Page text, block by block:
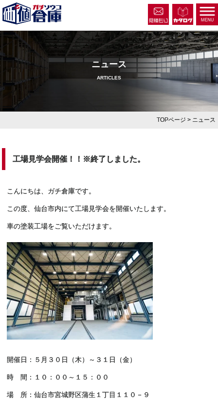
ニュース
ARTICLES
TOPページ > ニュース
工場見学会開催！！※終了しました。
こんにちは、ガチ倉庫です。
この度、仙台市内にて工場見学会を開催いたします。
車の塗装工場をご覧いただけます。
開催日：５月３０日（木）～３１日（金）
時 間：１０：００～１５：００
場 所：仙台市宮城野区蒲生１丁目１１０－９